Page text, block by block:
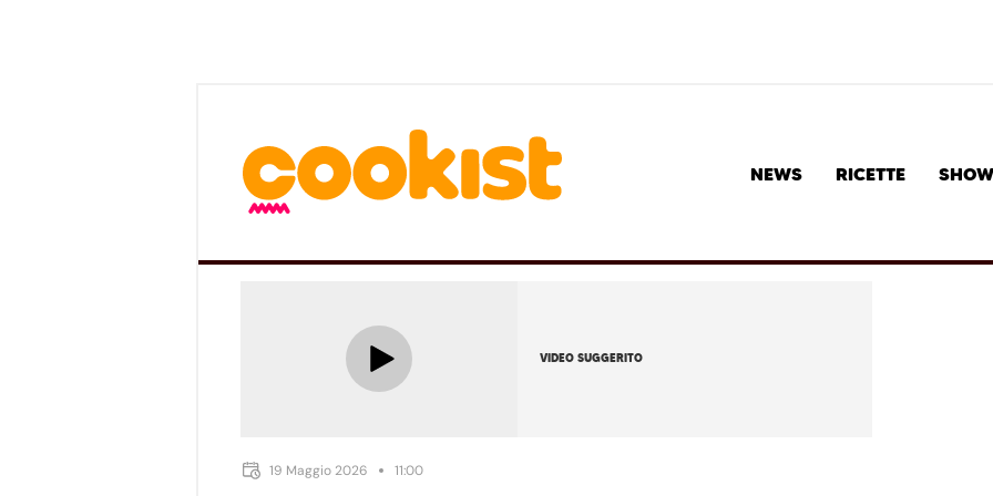
NEWS RICETTE SHOW
VIDEO SUGGERITO
19 Maggio 2026 11:00